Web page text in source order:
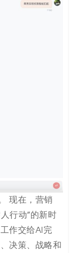
现在，营销
行动”的新时
作交给AI完
决策、战略和